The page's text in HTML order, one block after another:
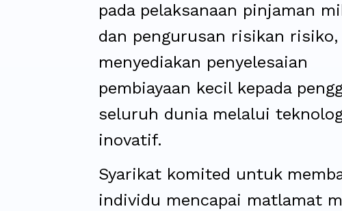
pada pelaksanaan pinjaman
dan pengurusan risikan risiko,
menyediakan penyelesaian
pembiayaan kecil kepada
seluruh dunia melalui
inovatif.
Syarikat komited untuk
individu mencapai matlamat